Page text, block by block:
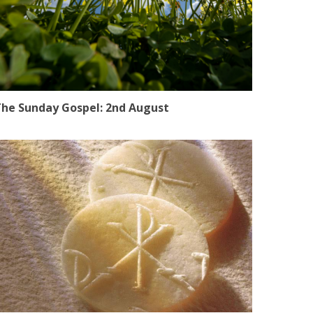
Sunday Gospel: 2nd August